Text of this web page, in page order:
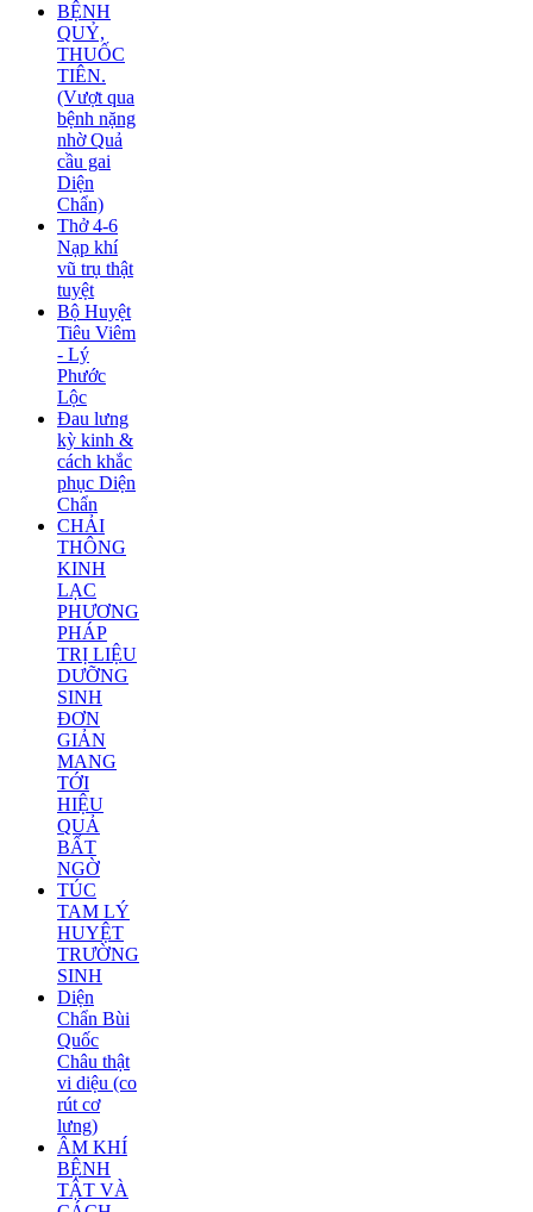
BỆNH
QUỶ,
THUỐC
TIÊN.
(Vượt qua
bệnh nặng
nhờ Quả
cầu gai
Diện
Chẩn)
Thở 4-6
Nạp khí
vũ trụ thật
tuyệt
Bộ Huyệt
Tiêu Viêm
- Lý
Phước
Lộc
Đau lưng
kỳ kinh &
cách khắc
phục Diện
Chẩn
CHẢI
THÔNG
KINH
LẠC
PHƯƠNG
PHÁP
TRỊ LIỆU
DƯỠNG
SINH
ĐƠN
GIẢN
MANG
TỚI
HIỆU
QUẢ
BẤT
NGỜ
TÚC
TAM LÝ
HUYỆT
TRƯỜNG
SINH
Diện
Chẩn Bùi
Quốc
Châu thật
vi diệu (co
rút cơ
lưng)
ÂM KHÍ
BỆNH
TẬT VÀ